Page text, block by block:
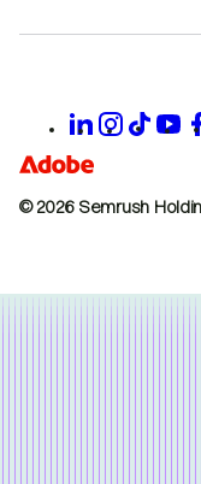
© 2026 Semrush